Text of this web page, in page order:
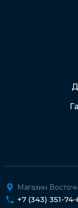
Магазин
+7 (343) 351-